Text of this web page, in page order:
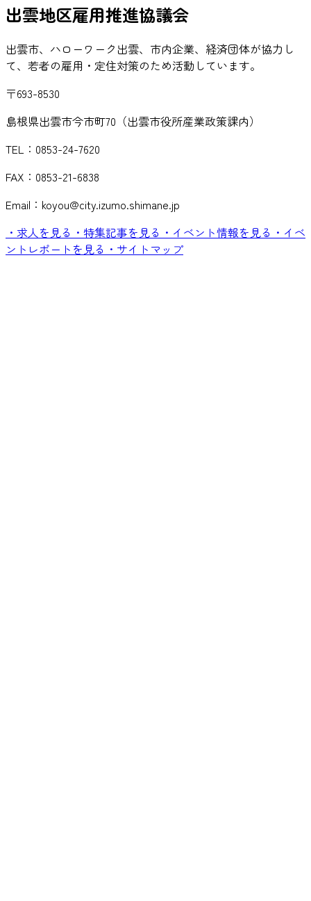
出雲地区雇用推進協議会
出雲市、ハローワーク出雲、市内企業、経済団体が協力し
て、若者の雇用・定住対策のため活動しています。
〒693-8530
島根県出雲市今市町70（出雲市役所産業政策課内）
TEL：0853-24-7620
FAX：0853-21-6838
Email：koyou@city.izumo.shimane.jp
・求人を見る ・特集記事を見る ・イベント情報を見る ・イベ
ントレポートを見る ・サイトマップ